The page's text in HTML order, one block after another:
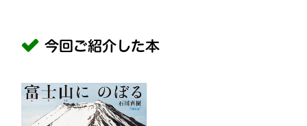
今回ご紹介した本